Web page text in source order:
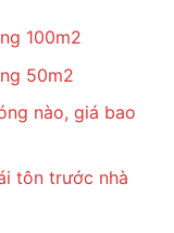
100m2
50m2
nào, giá bao
tôn trước nhà